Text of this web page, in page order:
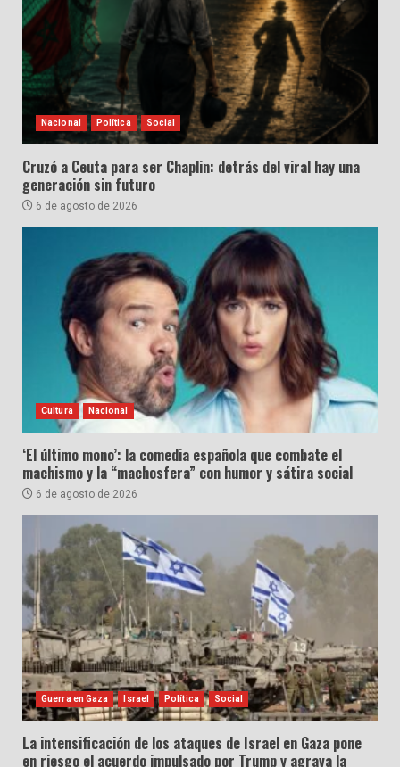
Nacional Política Social
Cruzó a Ceuta para ser Chaplin: detrás del viral hay una
generación sin futuro
6 de agosto de 2026
Cultura Nacional
‘El último mono’: la comedia española que combate el
machismo y la “machosfera” con humor y sátira social
6 de agosto de 2026
Guerra en Gaza Israel Política Social
La intensificación de los ataques de Israel en Gaza pone
en riesgo el acuerdo impulsado por Trump y agrava la